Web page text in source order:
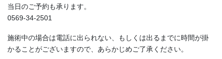
当日のご予約も承ります。
0569-34-2501
施術中の場合は電話に出られない、もしくは出るまでに時間が掛
かることがございますので、あらかじめご了承ください。